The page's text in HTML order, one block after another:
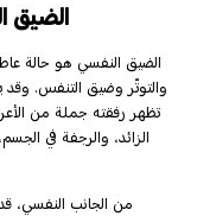
الضيق النفسي هو حالة
والتوتّر وضيق التنفس. وقد
تظهر رفقته جملة من
الزائد، والرجفة في
من الجانب النفسي،